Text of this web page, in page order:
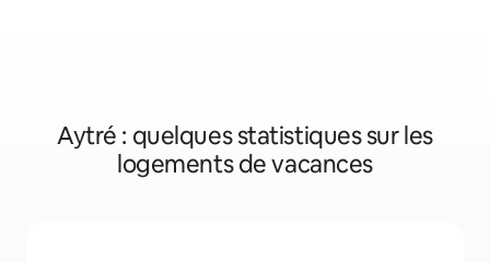
Aytré : quelques statistiques sur les
logements de vacances